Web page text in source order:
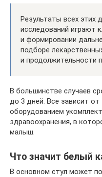
Результаты всех этих
исследований играют
и формировании
подборе
и продолжительности
В большинстве случаев
до 3 дней. Все зависит
оборудованием
здравоохранения, в
малыш.
Что значит белый
В основном стул может